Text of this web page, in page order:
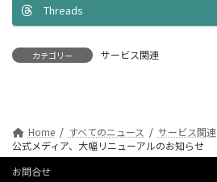
Threads
カテゴリー サービス関連
Home すべてのニュース
サービス関連
公式メディア、大幅リニューアルのお知らせ
お問合せ